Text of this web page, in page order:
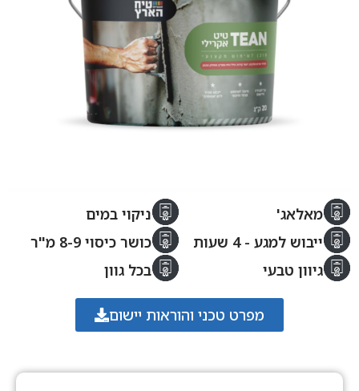
מאלאג'
ניקוי במים
ייבוש למגע - 4 שעות
כושר כיסוי 8-9 מ"ר
גיוון טבעי
בכל גוון
מפרט טכני והוראות יישום